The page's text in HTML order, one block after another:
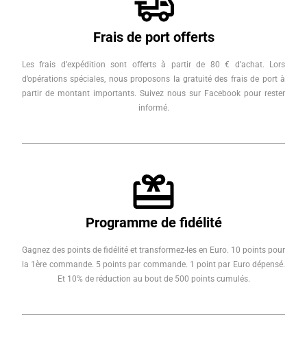
Frais de port offerts
Les frais d’expédition sont offerts à partir de 80 € d’achat. Lors
d’opérations spéciales, nous proposons la gratuité des frais de port à
partir de montant importants. Suivez nous sur Facebook pour rester
informé.
Programme de fidélité
Gagnez des points de fidélité et transformez-les en Euro. 10 points pour
la 1ère commande. 5 points par commande. 1 point par Euro dépensé.
Et 10% de réduction au bout de 500 points cumulés.